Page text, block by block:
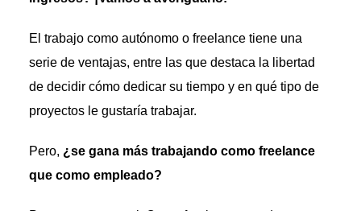
El trabajo como autónomo o freelance tiene una
serie de ventajas, entre las que destaca la libertad
de decidir cómo dedicar su tiempo y en qué tipo de
proyectos le gustaría trabajar.
Pero, ¿se gana más trabajando como freelance
que como empleado?